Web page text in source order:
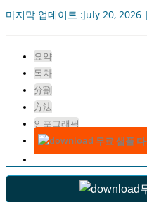
마지막 업데이트 :July 20,
요약
목차
分割
方法
인포그래픽
무료 샘플